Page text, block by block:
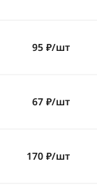
95 ₽/шт
67 ₽/шт
170 ₽/шт